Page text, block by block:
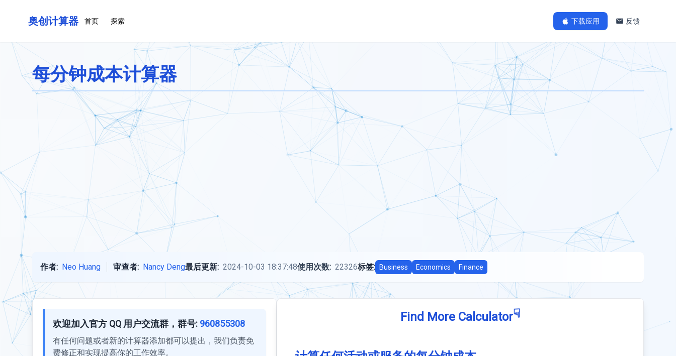
奥创计算器 首页 探索 下载应用 反馈
每分钟成本计算器
作者: Neo Huang 审查者: Nancy Deng最后更新: 2024-10-03 18:37:48使用次数: 22326标签: Business Economics Finance
欢迎加入官方 QQ 用户交流群，群号: 960855308
有任何问题或者新的计算器添加都可以提出，我们负责免
费修正和实现提高你的工作效率。
Find More Calculator☟